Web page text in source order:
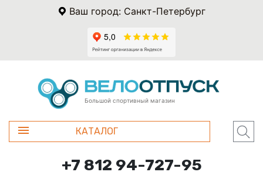
Ваш город: Санкт-Петербург
Большой спортивный магазин
КАТАЛОГ
+7 812 94-727-95